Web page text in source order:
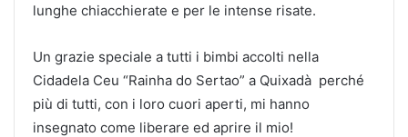
lunghe chiacchierate e per le intense risate.
Un grazie speciale a tutti i bimbi accolti nella
Cidadela Ceu “Rainha do Sertao” a Quixadà perché
più di tutti, con i loro cuori aperti, mi hanno
insegnato come liberare ed aprire il mio!